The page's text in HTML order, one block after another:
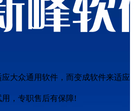
大众通用软件，而变成软件来适应
，专职售后有保障!